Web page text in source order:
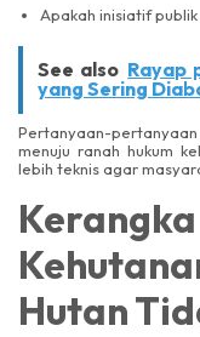
Apakah inisiatif
See also Rayap
yang Sering
Pertanyaan-
menuju ranah hukum
lebih teknis agar
Hutan